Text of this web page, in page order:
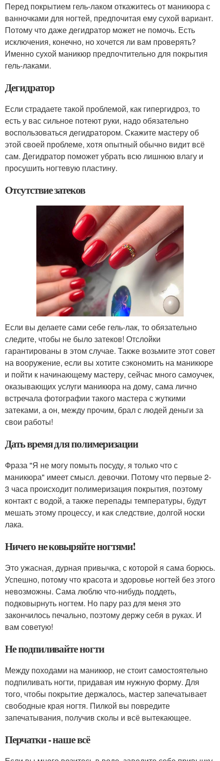
Перед покрытием гель-лаком откажитесь от маникюра с
ванночками для ногтей, предпочитая ему сухой вариант.
Потому что даже дегидратор может не помочь. Есть
исключения, конечно, но хочется ли вам проверять?
Именно сухой маникюр предпочтительно для покрытия
гель-лаками.
Дегидратор
Если страдаете такой проблемой, как гипергидроз, то
есть у вас сильное потеют руки, надо обязательно
воспользоваться дегидратором. Скажите мастеру об
этой своей проблеме, хотя опытный обычно видит всё
сам. Дегидратор поможет убрать всю лишнюю влагу и
просушить ногтевую пластину.
Отсутствие затеков
Если вы делаете сами себе гель-лак, то обязательно
следите, чтобы не было затеков! Отслойки
гарантированы в этом случае. Также возьмите этот совет
на вооружение, если вы хотите сэкономить на маникюре
и пойти к начинающему мастеру, сейчас много самоучек,
оказывающих услуги маникюра на дому, сама лично
встречала фотографии такого мастера с жуткими
затеками, а он, между прочим, брал с людей деньги за
свои работы!
Дать время для полимеризации
Фраза "Я не могу помыть посуду, я только что с
маникюра" имеет смысл. девочки. Потому что первые 2-
3 часа происходит полимеризация покрытия, поэтому
контакт с водой, а также перепады температуры, будут
мешать этому процессу, и как следствие, долгой носки
лака.
Ничего не ковыряйте ногтями!
Это ужасная, дурная привычка, с которой я сама борюсь.
Успешно, потому что красота и здоровье ногтей без этого
невозможны. Сама люблю что-нибудь поддеть,
подковырнуть ногтем. Но пару раз для меня это
закончилось печально, поэтому держу себя в руках. И
вам советую!
Не подпиливайте ногти
Между походами на маникюр, не стоит самостоятельно
подпиливать ногти, придавая им нужную форму. Для
того, чтобы покрытие держалось, мастер запечатывает
свободные края ногтя. Пилкой вы повредите
запечатывания, получив сколы и всё вытекающее.
Перчатки - наше всё